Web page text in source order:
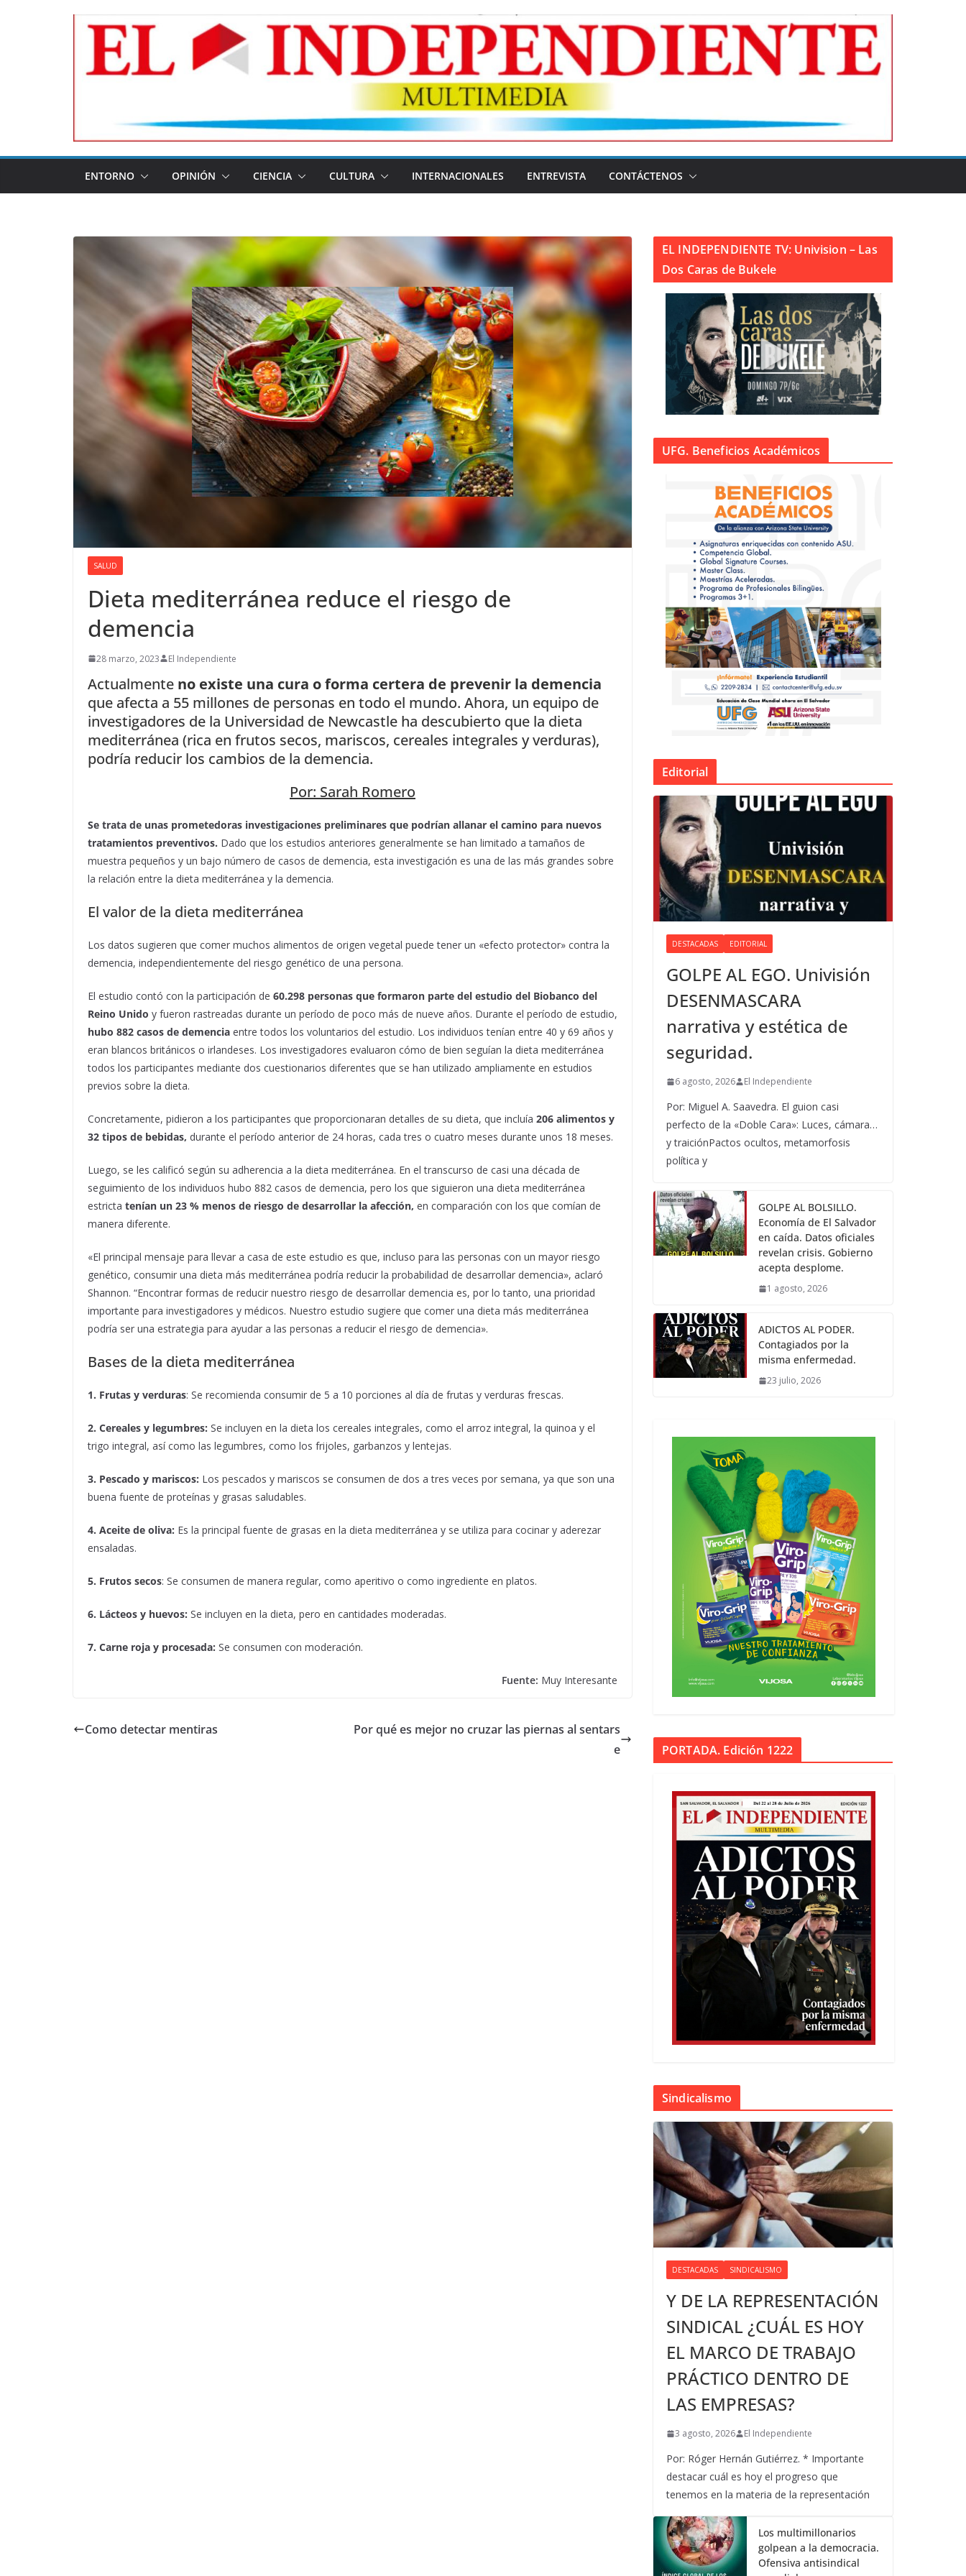
ENTORNO OPINIÓN CIENCIA CULTURA INTERNACIONALES ENTREVISTA CONTÁCTENOS
SALUD
Dieta mediterránea reduce el riesgo de
demencia
28 marzo, 2023 El Independiente
Actualmente no existe una cura o forma certera de prevenir la demencia
que afecta a 55 millones de personas en todo el mundo. Ahora, un equipo de
investigadores de la Universidad de Newcastle ha descubierto que la dieta
mediterránea (rica en frutos secos, mariscos, cereales integrales y verduras),
podría reducir los cambios de la demencia.
Por: Sarah Romero
Se trata de unas prometedoras investigaciones preliminares que podrían allanar el camino para nuevos
tratamientos preventivos. Dado que los estudios anteriores generalmente se han limitado a tamaños de
muestra pequeños y un bajo número de casos de demencia, esta investigación es una de las más grandes sobre
la relación entre la dieta mediterránea y la demencia.
El valor de la dieta mediterránea
Los datos sugieren que comer muchos alimentos de origen vegetal puede tener un «efecto protector» contra la
demencia, independientemente del riesgo genético de una persona.
El estudio contó con la participación de 60.298 personas que formaron parte del estudio del Biobanco del
Reino Unido y fueron rastreadas durante un período de poco más de nueve años. Durante el período de estudio,
hubo 882 casos de demencia entre todos los voluntarios del estudio. Los individuos tenían entre 40 y 69 años y
eran blancos británicos o irlandeses. Los investigadores evaluaron cómo de bien seguían la dieta mediterránea
todos los participantes mediante dos cuestionarios diferentes que se han utilizado ampliamente en estudios
previos sobre la dieta.
Concretamente, pidieron a los participantes que proporcionaran detalles de su dieta, que incluía 206 alimentos y
32 tipos de bebidas, durante el período anterior de 24 horas, cada tres o cuatro meses durante unos 18 meses.
Luego, se les calificó según su adherencia a la dieta mediterránea. En el transcurso de casi una década de
seguimiento de los individuos hubo 882 casos de demencia, pero los que siguieron una dieta mediterránea
estricta tenían un 23 % menos de riesgo de desarrollar la afección, en comparación con los que comían de
manera diferente.
«El principal mensaje para llevar a casa de este estudio es que, incluso para las personas con un mayor riesgo
genético, consumir una dieta más mediterránea podría reducir la probabilidad de desarrollar demencia», aclaró
Shannon. “Encontrar formas de reducir nuestro riesgo de desarrollar demencia es, por lo tanto, una prioridad
importante para investigadores y médicos. Nuestro estudio sugiere que comer una dieta más mediterránea
podría ser una estrategia para ayudar a las personas a reducir el riesgo de demencia».
Bases de la dieta mediterránea
1. Frutas y verduras: Se recomienda consumir de 5 a 10 porciones al día de frutas y verduras frescas.
2. Cereales y legumbres: Se incluyen en la dieta los cereales integrales, como el arroz integral, la quinoa y el
trigo integral, así como las legumbres, como los frijoles, garbanzos y lentejas.
3. Pescado y mariscos: Los pescados y mariscos se consumen de dos a tres veces por semana, ya que son una
buena fuente de proteínas y grasas saludables.
4. Aceite de oliva: Es la principal fuente de grasas en la dieta mediterránea y se utiliza para cocinar y aderezar
ensaladas.
5. Frutos secos: Se consumen de manera regular, como aperitivo o como ingrediente en platos.
6. Lácteos y huevos: Se incluyen en la dieta, pero en cantidades moderadas.
7. Carne roja y procesada: Se consumen con moderación.
Fuente: Muy Interesante
Como detectar mentiras
Por qué es mejor no cruzar las piernas al sentars
e
EL INDEPENDIENTE TV: Univision – Las
Dos Caras de Bukele
UFG. Beneficios Académicos
Editorial
DESTACADAS EDITORIAL
GOLPE AL EGO. Univisión
DESENMASCARA
narrativa y estética de
seguridad.
6 agosto, 2026 El Independiente
Por: Miguel A. Saavedra. El guion casi
perfecto de la «Doble Cara»: Luces, cámara…
y traiciónPactos ocultos, metamorfosis
política y
GOLPE AL BOLSILLO.
Economía de El Salvador
en caída. Datos oficiales
revelan crisis. Gobierno
acepta desplome.
1 agosto, 2026
ADICTOS AL PODER.
Contagiados por la
misma enfermedad.
23 julio, 2026
PORTADA. Edición 1222
Sindicalismo
DESTACADAS SINDICALISMO
Y DE LA REPRESENTACIÓN
SINDICAL ¿CUÁL ES HOY
EL MARCO DE TRABAJO
PRÁCTICO DENTRO DE
LAS EMPRESAS?
3 agosto, 2026 El Independiente
Por: Róger Hernán Gutiérrez. * Importante
destacar cuál es hoy el progreso que
tenemos en la materia de la representación
Los multimillonarios
golpean a la democracia.
Ofensiva antisindical